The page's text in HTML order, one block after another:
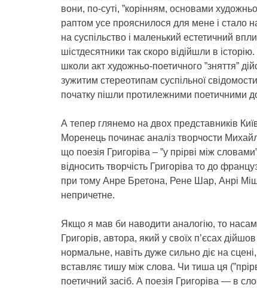
вони, по-суті, ”корінням, основами
раптом усе прояснилося для мене і стало
на суспільство і маленький естетичний
шістдесятники так скоро відійшли в історію.
школи акт художньо-поетичного ”зняття”
зужитим стереотипам суспільної
початку пішли протилежними поетичними
А тепер глянемо на двох представників
Моренець починає аналіз творчости
що поезія Григоріва – ”у прірві між
відносить творчість Григоріва то до
при тому Анре Бретона, Рене Шар, Анрі
непричетне.
Якщо я мав би наводити аналогію, то
Григорів, автора, який у своїх п’єсах
нормальне, навіть дуже сильно діє на
вставляє тишу між слова. Чи тиша ця
поетичний засіб. А поезія Григоріва — в